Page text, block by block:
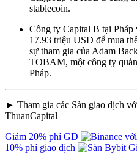
stablecoin.
Công ty Capital B tại
17.93 triệu USD để mua
sự tham gia của Adam
TOBAM, một công ty
Pháp.
► Tham gia các Sàn giao dịch
ThuanCapital
Giảm 20% phí GD
10% phí giao dịch